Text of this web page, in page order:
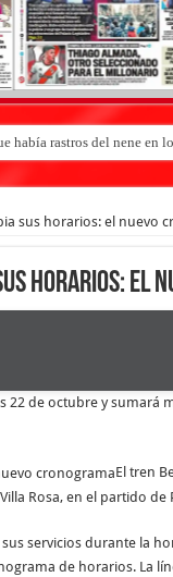
rastros del nene en
sus horarios: el nuevo
horarios: el
de octubre y sumará
El tren
Rosa, en el partido de
servicios durante la
de horarios. La